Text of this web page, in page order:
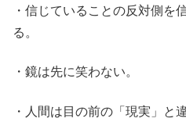
・信じていることの反対側を
る。
・鏡は先に笑わない。
・人間は目の前の「現実」と